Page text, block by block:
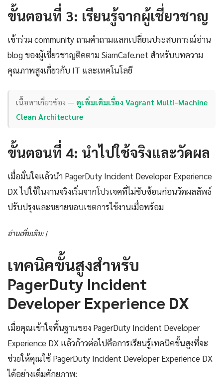
ขั้นตอนที่ 3: เรียนรู้จากผู้เชี่ยวชาญ
เข้าร่วม community ถามคำถามแลกเปลี่ยนประสบการณ์อ่าน
blog ของผู้เชี่ยวชาญติดตาม SiamCafe.net สำหรับบทความ
คุณภาพสูงเกี่ยวกับ IT และเทคโนโลยี
เนื้อหาเกี่ยวข้อง — ดูเพิ่มเติมเรื่อง Vagrant Multi-Machine
Clean Architecture
ขั้นตอนที่ 4: นำไปใช้จริงและวัดผล
เมื่อมั่นใจแล้วนำ PagerDuty Incident Developer Experience
DX ไปใช้ในงานจริงเริ่มจากโปรเจคที่ไม่ซับซ้อนก่อนวัดผลลัพธ์
ปรับปรุงและขยายขอบเขตการใช้งานเมื่อพร้อม
อ่านเพิ่มเติม: |
เทคนิคขั้นสูงสำหรับ
PagerDuty Incident
Developer Experience DX
เมื่อคุณเข้าใจพื้นฐานของ PagerDuty Incident Developer
Experience DX แล้วก้าวต่อไปคือการเรียนรู้เทคนิคขั้นสูงที่จะ
ช่วยให้คุณใช้ PagerDuty Incident Developer Experience DX
ได้อย่างเต็มศักยภาพ: